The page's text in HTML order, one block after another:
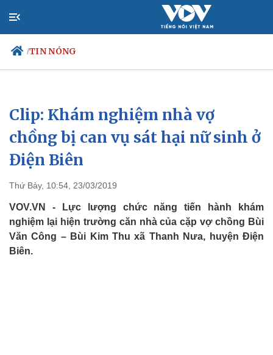
/TIN NÓNG
Chính trị
Đảng
Tổ chức nhân sự
Quốc hội
Nhận diện sự thật
Xã hội
Tin 24h
Dự báo thời tiết
Clip: Khám nghiệm nhà vợ
chồng bị can vụ sát hại nữ sinh ở
Điện Biên
Thứ Bảy, 10:54, 23/03/2019
VOV.VN - Lực lượng chức năng tiến hành khám
nghiệm lại hiện trường căn nhà của cặp vợ chồng Bùi
Văn Công – Bùi Kim Thu xã Thanh Nưa, huyện Điện
Biên.